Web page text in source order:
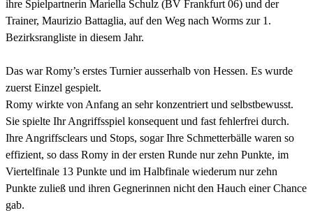
ihre Spielpartnerin Mariella Schulz (BV Frankfurt 06) und der
Trainer, Maurizio Battaglia, auf den Weg nach Worms zur 1.
Bezirksrangliste in diesem Jahr.
Das war Romy’s erstes Turnier ausserhalb von Hessen. Es wurde
zuerst Einzel gespielt.
Romy wirkte von Anfang an sehr konzentriert und selbstbewusst.
Sie spielte Ihr Angriffsspiel konsequent und fast fehlerfrei durch.
Ihre Angriffsclears und Stops, sogar Ihre Schmetterbälle waren so
effizient, so dass Romy in der ersten Runde nur zehn Punkte, im
Viertelfinale 13 Punkte und im Halbfinale wiederum nur zehn
Punkte zuließ und ihren Gegnerinnen nicht den Hauch einer Chance
gab.